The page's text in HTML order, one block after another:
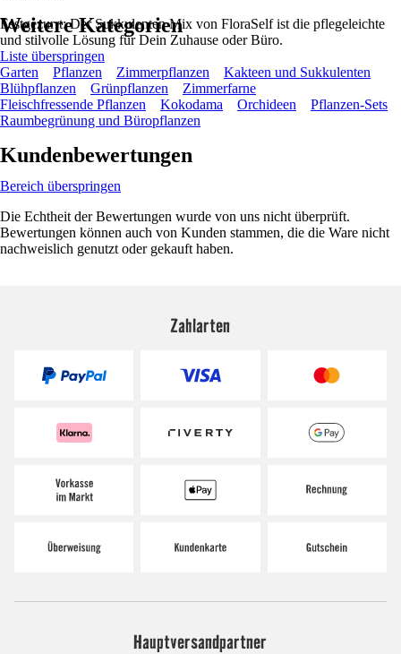
Festgezurrt: Der Sukkulenten Mix von FloraSelf ist die pflegeleichte
und stilvolle Lösung für Dein Zuhause oder Büro.
Weitere Kategorien
Liste überspringen
Garten
Pflanzen Zimmerpflanzen
Kakteen und Sukkulenten
Blühpflanzen
Grünpflanzen
Zimmerfarne
Fleischfressende Pflanzen
Kokodama Orchideen
Pflanzen-Sets
Raumbegrünung und Büropflanzen
Kundenbewertungen
Bereich überspringen
Die Echtheit der Bewertungen wurde von uns nicht überprüft.
Bewertungen können auch von Kunden stammen, die die Ware nicht
nachweislich genutzt oder gekauft haben.
Zahlarten
Hauptversandpartner